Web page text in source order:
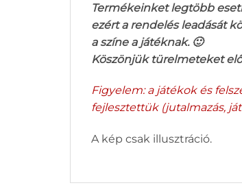
Termékeinket legtöbb
ezért a rendelés leadását
a színe a játéknak. 🙂
Köszönjük türelmeteket
Figyelem: a játékok és
fejlesztettük (jutalmazás,
A kép csak illusztráció.